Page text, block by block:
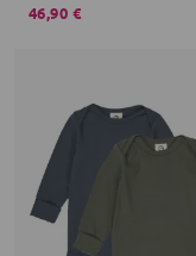
46,90 €